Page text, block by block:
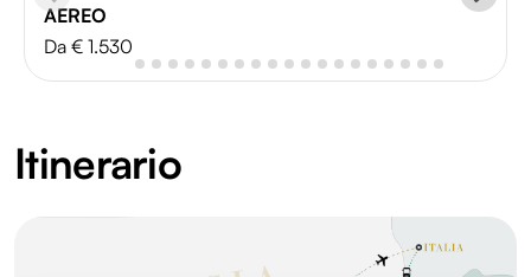
AEREO
Da € 1.530
Itinerario